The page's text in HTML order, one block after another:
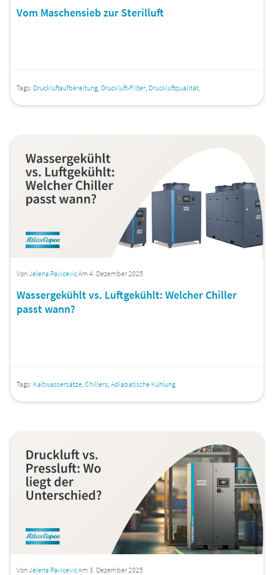
Vom Maschensieb zur Sterilluft
Tags: Druckluftaufbereitung, Druckluft-Filter, Druckluftqualität,
VonJelena PavicevicAm 4. Dezember 2025
Wassergekühlt vs. Luftgekühlt: Welcher Chiller
passt wann?
Tags: Kaltwassersätze, Chillers, Adiabatische Kühlung
VonJelena PavicevicAm 3. Dezember 2025